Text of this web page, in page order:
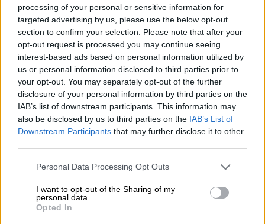
processing of your personal or sensitive information for
targeted advertising by us, please use the below opt-out
section to confirm your selection. Please note that after your
opt-out request is processed you may continue seeing
interest-based ads based on personal information utilized by
us or personal information disclosed to third parties prior to
your opt-out. You may separately opt-out of the further
disclosure of your personal information by third parties on the
IAB’s list of downstream participants. This information may
also be disclosed by us to third parties on the IAB’s List of
Downstream Participants that may further disclose it to other
Personal Data Processing Opt Outs
I want to opt-out of the Sharing of my
personal data.
Opted In
¿QUÉ ESTÁ PASANDO EN EL
MUNDO? | Búnkeres, centros de
coordinación y comuniación